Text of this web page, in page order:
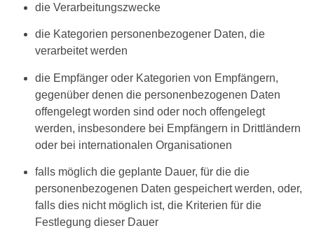
die Verarbeitungszwecke
die Kategorien personenbezogener Daten, die
verarbeitet werden
die Empfänger oder Kategorien von Empfängern,
gegenüber denen die personenbezogenen Daten
offengelegt worden sind oder noch offengelegt
werden, insbesondere bei Empfängern in Drittländern
oder bei internationalen Organisationen
falls möglich die geplante Dauer, für die die
personenbezogenen Daten gespeichert werden, oder,
falls dies nicht möglich ist, die Kriterien für die
Festlegung dieser Dauer